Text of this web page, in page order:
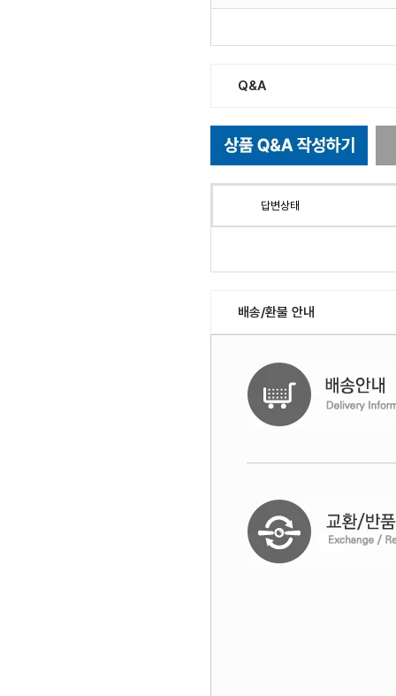
Q&A
답변상태
배송/환불 안내